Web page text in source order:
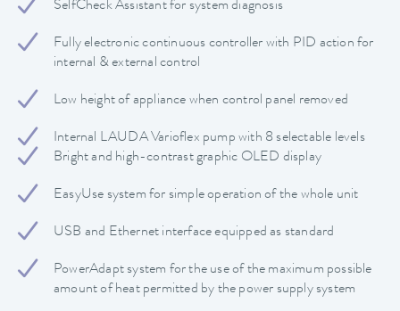
SelfCheck Assistant for system diagnosis
Fully electronic continuous controller with PID action for
internal & external control
Low height of appliance when control panel removed
Internal LAUDA Varioflex pump with 8 selectable levels
Bright and high-contrast graphic OLED display
EasyUse system for simple operation of the whole unit
USB and Ethernet interface equipped as standard
PowerAdapt system for the use of the maximum possible
amount of heat permitted by the power supply system